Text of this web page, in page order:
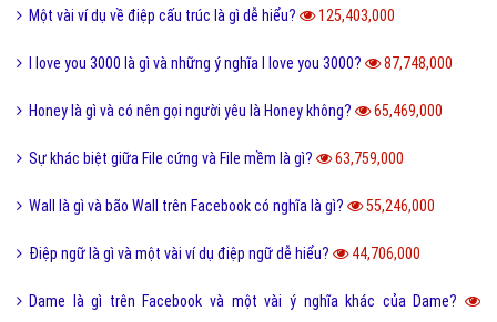
Một vài ví dụ về điệp cấu trúc là gì dễ hiểu? 125,403,000
I love you 3000 là gì và những ý nghĩa I love you 3000? 87,748,000
Honey là gì và có nên gọi người yêu là Honey không? 65,469,000
Sự khác biệt giữa File cứng và File mềm là gì? 63,759,000
Wall là gì và bão Wall trên Facebook có nghĩa là gì? 55,246,000
Điệp ngữ là gì và một vài ví dụ điệp ngữ dễ hiểu? 44,706,000
Dame là gì trên Facebook và một vài ý nghĩa khác của Dame?